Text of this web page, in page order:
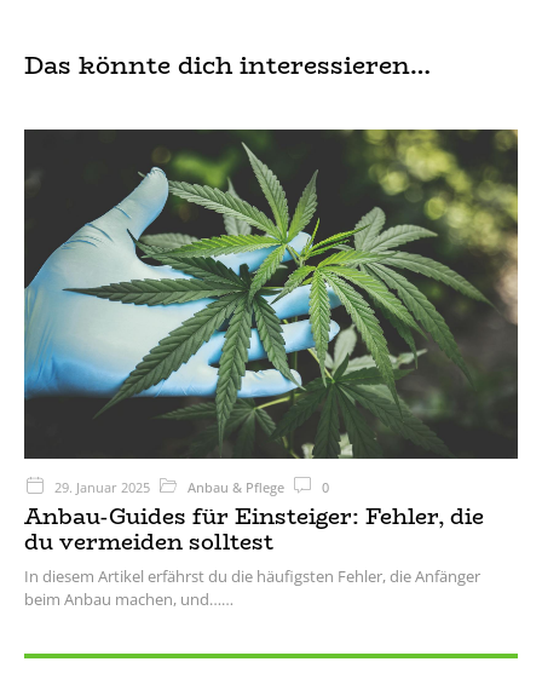
Das könnte dich interessieren…
29. Januar 2025 Anbau & Pflege 0
Anbau-Guides für Einsteiger: Fehler, die
du vermeiden solltest
In diesem Artikel erfährst du die häufigsten Fehler, die Anfänger
beim Anbau machen, und…